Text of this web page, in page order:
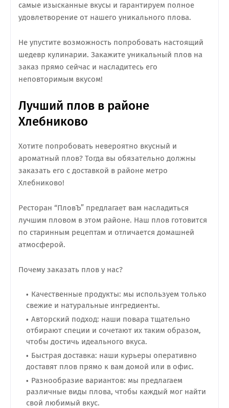
самые изысканные вкусы и гарантируем полное
удовлетворение от нашего уникального плова.
Не упустите возможность попробовать настоящий
шедевр кулинарии. Закажите уникальный плов на
заказ прямо сейчас и насладитесь его
неповторимым вкусом!
Лучший плов в районе
Хлебниково
Хотите попробовать невероятно вкусный и
ароматный плов? Тогда вы обязательно должны
заказать его с доставкой в районе метро
Хлебниково!
Ресторан “ПловЪ” предлагает вам насладиться
лучшим пловом в этом районе. Наш плов готовится
по старинным рецептам и отличается домашней
атмосферой.
Почему заказать плов у нас?
Качественные продукты: мы используем только
свежие и натуральные ингредиенты.
Авторский подход: наши повара тщательно
отбирают специи и сочетают их таким образом,
чтобы достичь идеального вкуса.
Быстрая доставка: наши курьеры оперативно
доставят плов прямо к вам домой или в офис.
Разнообразие вариантов: мы предлагаем
различные виды плова, чтобы каждый мог найти
свой любимый вкус.